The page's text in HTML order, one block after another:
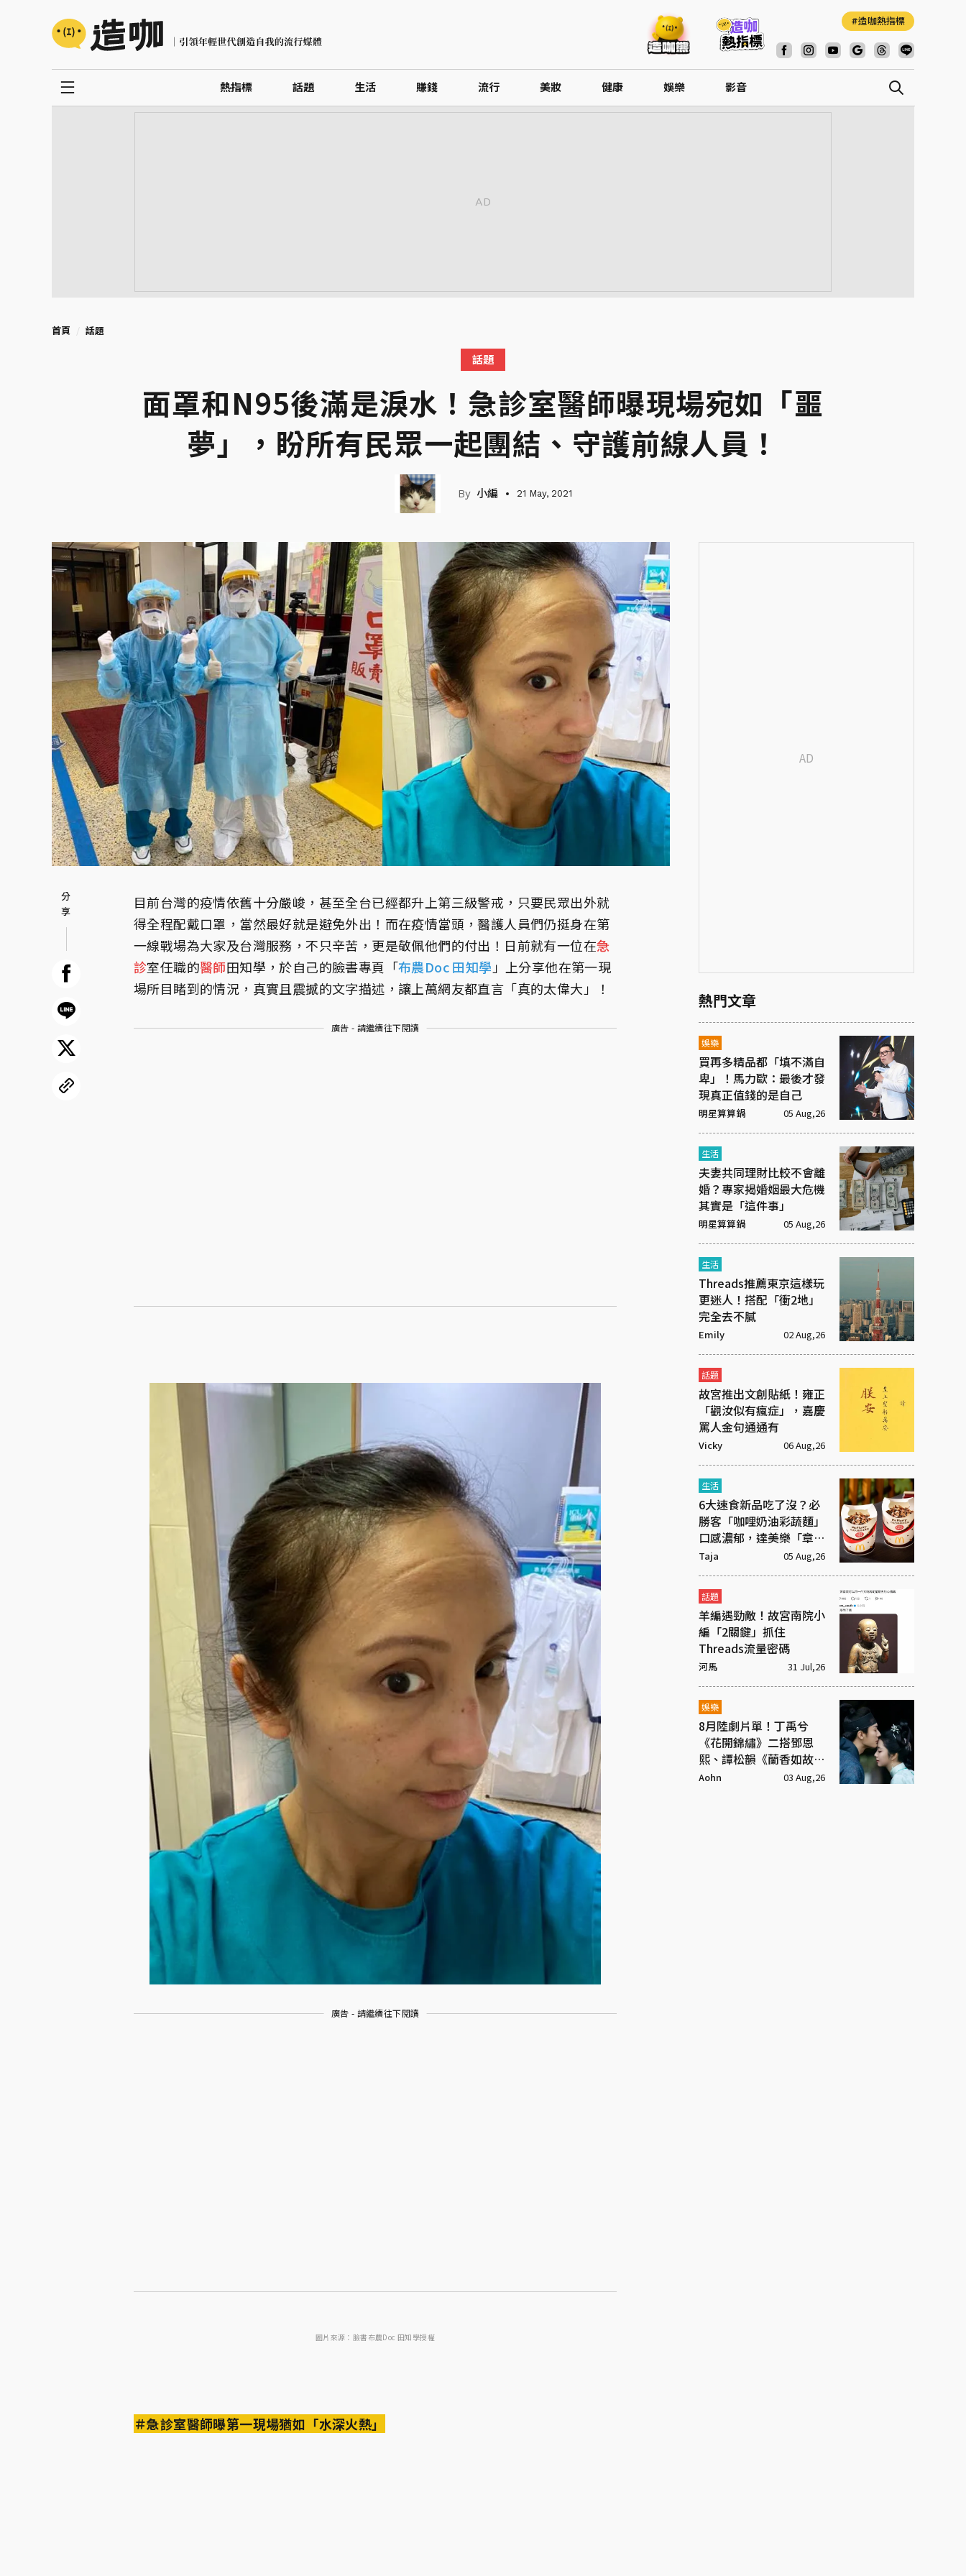
造咖熱指標
熱指標 話題 生活 賺錢 流行 美妝 健康 娛樂 影音
首頁 話題
話題
面罩和N95後滿是淚水！急診室醫師曝現場宛如「噩
夢」，盼所有民眾一起團結、守護前線人員！
小編 21 May, 2021
目前台灣的疫情依舊十分嚴峻，甚至全台已經都升上第三級警戒，只要民眾出外就
得全程配戴口罩，當然最好就是避免外出！而在疫情當頭，醫護人員們仍挺身在第
一線戰場為大家及台灣服務，不只辛苦，更是敬佩他們的付出！日前就有一位在急
診室任職的醫師田知學，於自己的臉書專頁「布農Doc 田知學 」上分享他在第一現
場所目睹到的情況，真實且震撼的文字描述，讓上萬網友都直言「真的太偉大」！
廣告 - 請繼續往下閱讀
廣告 - 請繼續往下閱讀
圖片來源：臉書布農Doc 田知學授權
＃急診室醫師曝第一現場猶如「水深火熱」
熱門文章
娛樂
買再多精品都「填不滿自
卑」！馬力歐：最後才發
現真正值錢的是自己
明星算算鍋 05 Aug,26
生活
夫妻共同理財比較不會離
婚？專家揭婚姻最大危機
其實是「這件事」
明星算算鍋 05 Aug,26
生活
Threads推薦東京這樣玩
更迷人！搭配「衝2地」
完全去不膩
Emily 02 Aug,26
話題
故宮推出文創貼紙！雍正
「觀汝似有瘋症」，嘉慶
罵人金句通通有
Vicky 06 Aug,26
生活
6大速食新品吃了沒？必
勝客「咖哩奶油彩蔬麵」
口感濃郁，達美樂「章魚
燒披薩」社群新寵
Taja 05 Aug,26
話題
羊編遇勁敵！故宮南院小
編「2關鍵」抓住
Threads流量密碼
河馬 31 Jul,26
娛樂
8月陸劇片單！丁禹兮
《花開錦繡》二搭鄧恩
熙、譚松韻《蘭香如故》
庶女逆襲
Aohn 03 Aug,26